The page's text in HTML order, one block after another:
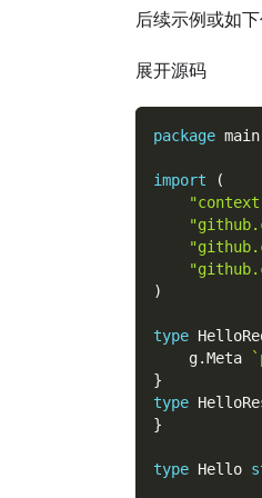
后续示例或如
展开源码
package main
import
(
)
type
    g
.Meta
}
type
}
type Hello